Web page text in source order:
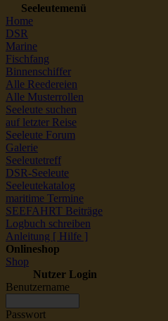
Seeleutemenü
Home
DSR
Marine
Fischfang
Binnenschiffer
Alle Reedereien
Alle Musterrollen
Seeleute suchen
auf letzter Reise
Seeleute Forum
Galerie
Seeleutetreff
DSR-Seeleute
Seeleutekatalog
maritime Termine
SEEFAHRT Beiträge
Logbuch schreiben
Anleitung [ Hilfe ]
Onlineshop
Shop
Nutzer Login
Benutzername
Passwort